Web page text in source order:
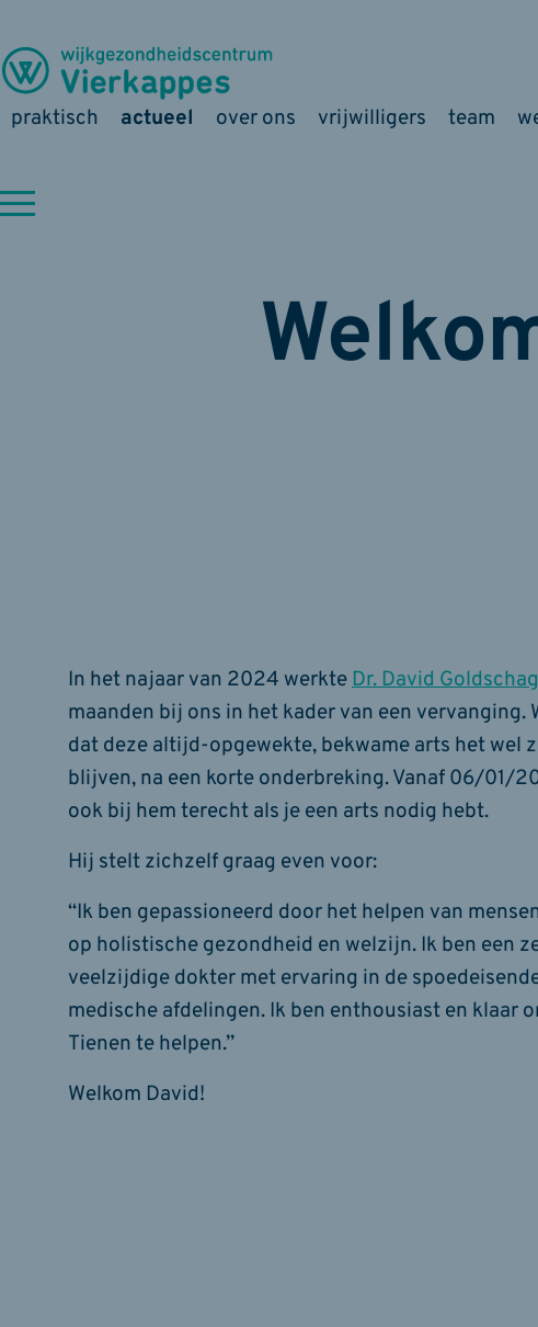
praktisch actueel over ons vrijwilligers team
In het najaar van 2024 werkte Dr. David
maanden bij ons in het kader van een vervanging.
dat deze altijd-opgewekte, bekwame arts het wel
blijven, na een korte onderbreking. Vanaf 06/01/
ook bij hem terecht als je een arts nodig hebt.
Hij stelt zichzelf graag even voor:
“Ik ben gepassioneerd door het helpen van
op holistische gezondheid en welzijn. Ik ben een
veelzijdige dokter met ervaring in de
medische afdelingen. Ik ben enthousiast en klaar
Tienen te helpen.”
Welkom David!